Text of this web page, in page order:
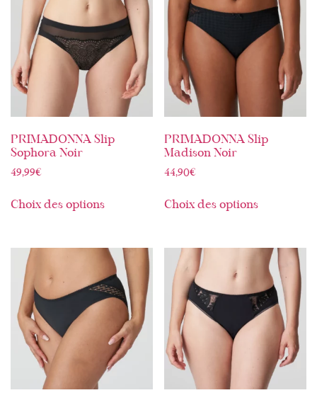
PRIMADONNA Slip
Sophora Noir
49,99€
Choix des options
PRIMADONNA Slip
Madison Noir
44,90€
Choix des options